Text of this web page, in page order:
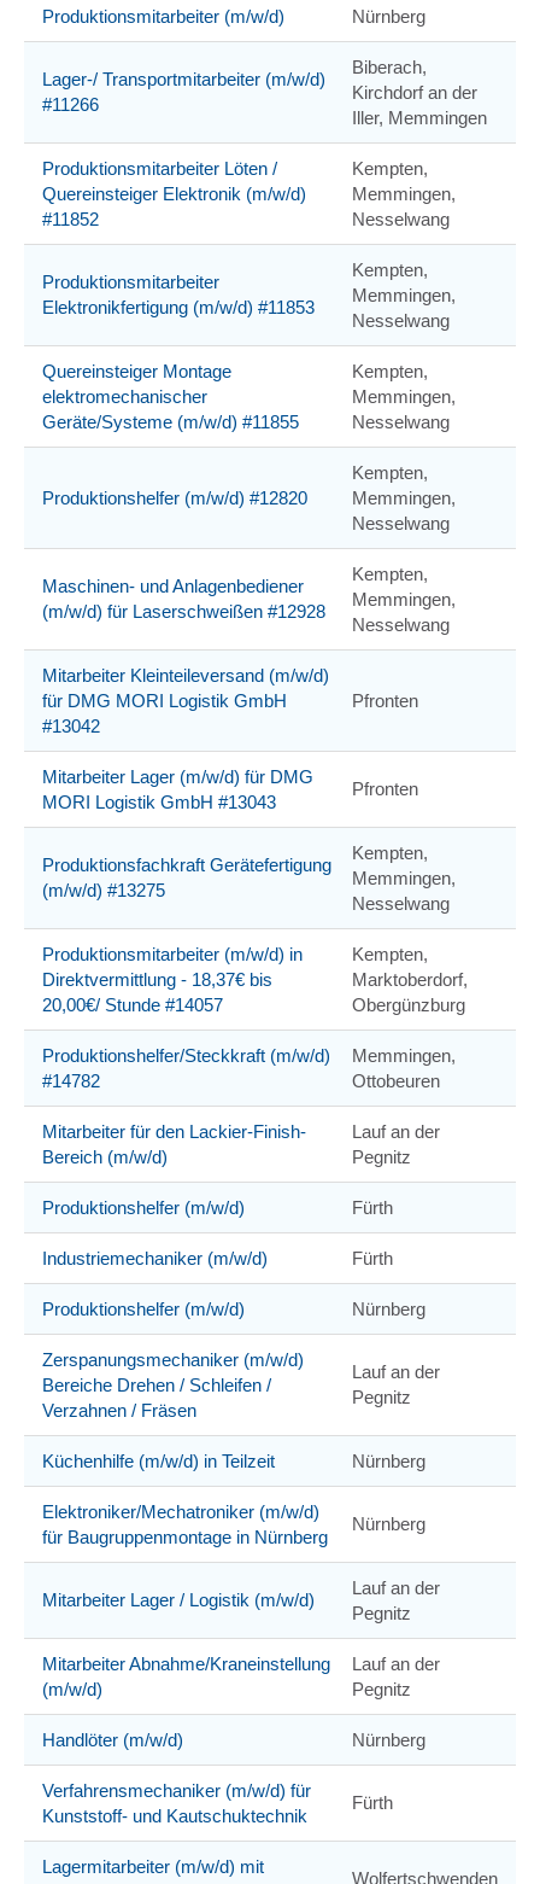
Produktionsmitarbeiter (m/w/d) Nürnberg
Lager-/ Transportmitarbeiter (m/w/d)
#11266
Biberach,
Kirchdorf an der
Iller, Memmingen
Produktionsmitarbeiter Löten /
Quereinsteiger Elektronik (m/w/d)
#11852
Kempten,
Memmingen,
Nesselwang
Produktionsmitarbeiter
Elektronikfertigung (m/w/d) #11853
Kempten,
Memmingen,
Nesselwang
Quereinsteiger Montage
elektromechanischer
Geräte/Systeme (m/w/d) #11855
Kempten,
Memmingen,
Nesselwang
Produktionshelfer (m/w/d) #12820
Kempten,
Memmingen,
Nesselwang
Maschinen- und Anlagenbediener
(m/w/d) für Laserschweißen #12928
Kempten,
Memmingen,
Nesselwang
Mitarbeiter Kleinteileversand (m/w/d)
für DMG MORI Logistik GmbH
#13042
Pfronten
Mitarbeiter Lager (m/w/d) für DMG
MORI Logistik GmbH #13043
Pfronten
Produktionsfachkraft Gerätefertigung
(m/w/d) #13275
Kempten,
Memmingen,
Nesselwang
Produktionsmitarbeiter (m/w/d) in
Direktvermittlung - 18,37€ bis
20,00€/ Stunde #14057
Kempten,
Marktoberdorf,
Obergünzburg
Produktionshelfer/Steckkraft (m/w/d)
#14782
Memmingen,
Ottobeuren
Mitarbeiter für den Lackier-Finish-
Bereich (m/w/d)
Lauf an der
Pegnitz
Produktionshelfer (m/w/d) Fürth
Industriemechaniker (m/w/d) Fürth
Produktionshelfer (m/w/d) Nürnberg
Zerspanungsmechaniker (m/w/d)
Bereiche Drehen / Schleifen /
Verzahnen / Fräsen
Lauf an der
Pegnitz
Küchenhilfe (m/w/d) in Teilzeit Nürnberg
Elektroniker/Mechatroniker (m/w/d)
für Baugruppenmontage in Nürnberg
Nürnberg
Mitarbeiter Lager / Logistik (m/w/d)
Lauf an der
Pegnitz
Mitarbeiter Abnahme/Kraneinstellung
(m/w/d)
Lauf an der
Pegnitz
Handlöter (m/w/d) Nürnberg
Verfahrensmechaniker (m/w/d) für
Kunststoff- und Kautschuktechnik
Fürth
Lagermitarbeiter (m/w/d) mit
Wolfertschwenden